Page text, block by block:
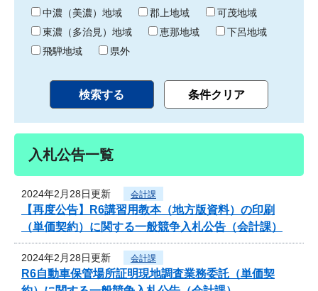
中濃（美濃）地域
郡上地域
可茂地域
東濃（多治見）地域
恵那地域
下呂地域
飛騨地域
県外
入札公告一覧
2024年2月28日更新 会計課
【再度公告】R6講習用教本（地方版資料）の印刷
（単価契約）に関する一般競争入札公告（会計課）
2024年2月28日更新 会計課
R6自動車保管場所証明現地調査業務委託（単価契